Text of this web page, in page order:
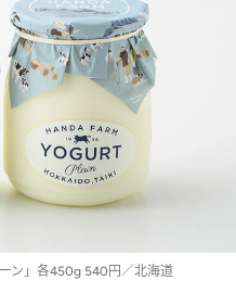
ン」各450g 540円／北海道